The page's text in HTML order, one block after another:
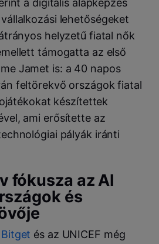
a digitális alapképzés
lehetőségeket
helyzetű fiatal nők
támogatta az első
Jamet is: a 40 napos
feltörekvő országok fiatal
készítettek
ami erősítette az
pályák iránti
fókusza az AI
és
Bitget és az UNICEF még